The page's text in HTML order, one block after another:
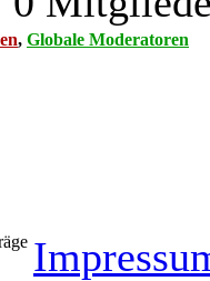
, Globale Moderatoren